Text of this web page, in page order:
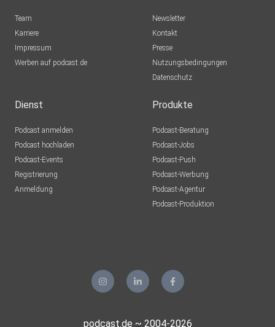
Team
Karriere
Impressum
Werben auf podcast.de
Newsletter
Kontakt
Presse
Nutzungsbedingungen
Datenschutz
Dienst
Podcast anmelden
Podcast hochladen
Podcast-Events
Registrierung
Anmeldung
Produkte
Podcast-Beratung
Podcast-Jobs
Podcast-Push
Podcast-Werbung
Podcast-Agentur
Podcast-Produktion
podcast.de ~ 2004-2026